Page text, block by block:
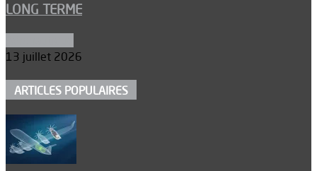
LONG TERME
13 juillet 2026
ARTICLES POPULAIRES